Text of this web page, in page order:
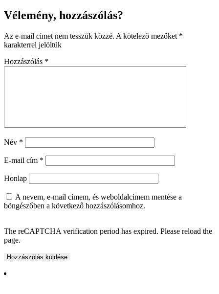
Vélemény, hozzászólás?
Az e-mail címet nem tesszük közzé. A kötelező mezőket *
karakterrel jelöltük
Hozzászólás *
Név *
E-mail cím *
Honlap
A nevem, e-mail címem, és weboldalcímem mentése a
böngészőben a következő hozzászólásomhoz.
The reCAPTCHA verification period has expired. Please reload the
page.